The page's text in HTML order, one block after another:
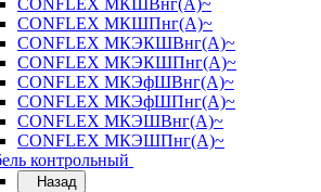
CONFLEX МКШВнг(А)~
CONFLEX МКШПнг(А)~
CONFLEX МКЭКШВнг(А)~
CONFLEX МКЭКШПнг(А)~
CONFLEX МКЭфШВнг(А)~
CONFLEX МКЭфШПнг(А)~
CONFLEX МКЭШВнг(А)~
CONFLEX МКЭШПнг(А)~
контрольный
Назад